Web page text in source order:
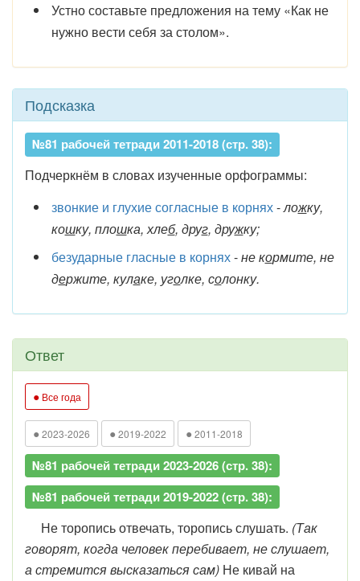
Устно составьте предложения на тему «Как не
нужно вести себя за столом».
Подсказка
№81 рабочей тетради 2011-2018 (стр. 38):
Подчеркнём в словах изученные орфограммы:
звонкие и глухие согласные в корнях-ложку,
кошку, плошка, хлеб, друг, дружку;
безударные гласные в корнях-не кормите, не
держите, кулаке, уголке, солонку.
Ответ
● Все года
● 2023-2026 ● 2019-2022 ● 2011-2018
№81 рабочей тетради 2023-2026 (стр. 38):
№81 рабочей тетради 2019-2022 (стр. 38):
Не торопись отвечать, торопись слушать. (Так
говорят, когда человек перебивает, не слушает,
а стремится высказаться сам) Не кивай на